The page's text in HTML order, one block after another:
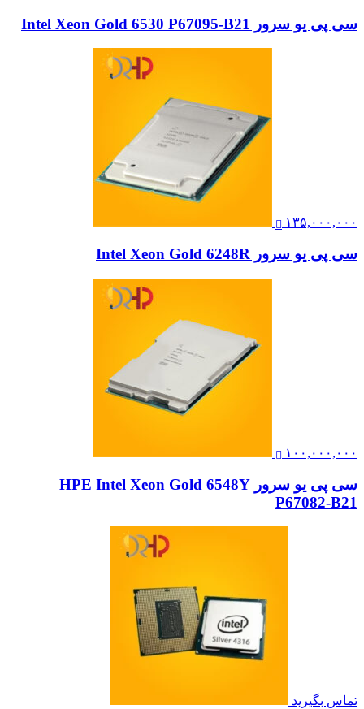
سی پی یو سرور Intel Xeon Gold 6530 P67095-B21
۱۳۵,۰۰۰,۰۰۰
سی پی یو سرور Intel Xeon Gold 6248R
۱۰۰,۰۰۰,۰۰۰
سی پی یو سرور HPE Intel Xeon Gold 6548Y
P67082-B21
تماس بگیرید